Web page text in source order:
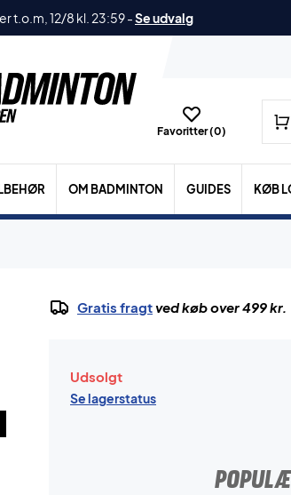
t.o.m, 12/8 kl. 23:59-Se udvalg
Favoritter (0)
OM BADMINTON GUIDES KØB
Gratis fragtved køb over 499 kr.
Udsolgt
Se lagerstatus